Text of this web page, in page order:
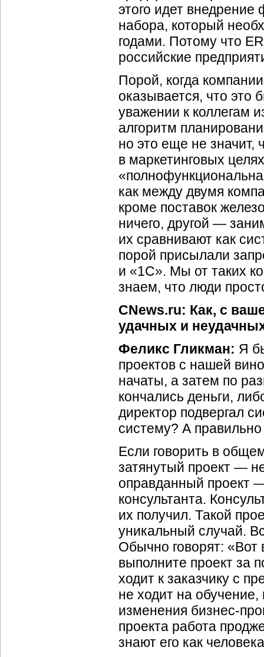
этого идет внедрение
набора, который
годами. Потому что
российские
Порой, когда
оказывается, что это
уважении к коллегам
алгоритм
но это еще не значит,
в маркетинговых
как между двумя
кроме поставок
ничего, другой —
их сравнивают как
порой присылали
и «1С». Мы от таких
знаем, что люди
CNews.ru: Как, с
удачных и
Феликс Гликман: Я
проектов с нашей
начаты, а затем по
кончались деньги,
директор подвергал
систему? А
Если говорить в
затянутый проект —
оправданный проект
консультанта.
их получил. Такой
уникальный случай.
Обычно говорят: «Вот
выполните проект за
ходит к заказчику с
не ходит на
изменения бизнес-
проекта работа
знают его как